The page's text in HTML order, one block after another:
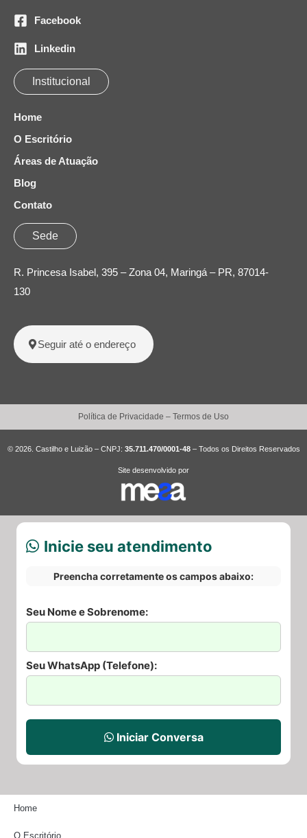
Facebook
Linkedin
Institucional
Home
O Escritório
Áreas de Atuação
Blog
Contato
Sede
R. Princesa Isabel, 395 – Zona 04, Maringá – PR, 87014-
130
Seguir até o endereço
Política de Privacidade – Termos de Uso
© 2026. Castilho e Luizão – CNPJ: 35.711.470/0001-48– Todos os Direitos Reservados
Site desenvolvido por
Inicie seu atendimento
Preencha corretamente os campos abaixo:
Seu Nome e Sobrenome:
Seu WhatsApp (Telefone):
Iniciar Conversa
Home
O Escritório